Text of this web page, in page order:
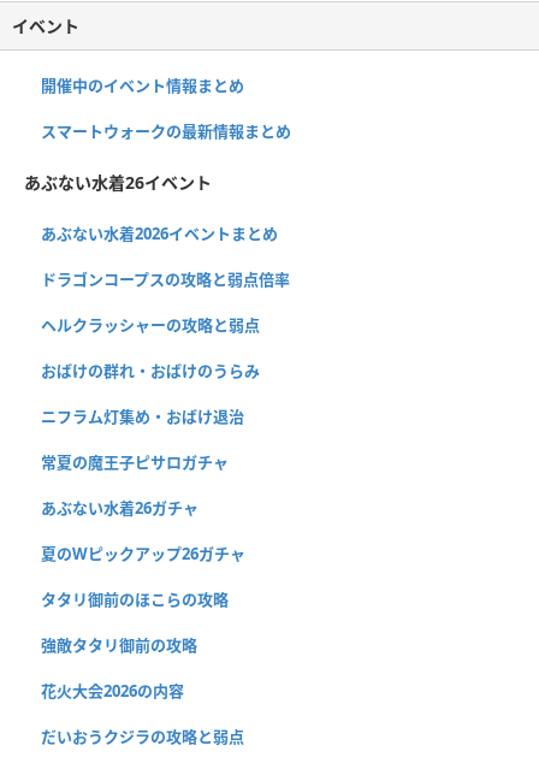
イベント
開催中のイベント情報まとめ
スマートウォークの最新情報まとめ
あぶない水着26イベント
あぶない水着2026イベントまとめ
ドラゴンコープスの攻略と弱点倍率
ヘルクラッシャーの攻略と弱点
おばけの群れ・おばけのうらみ
ニフラム灯集め・おばけ退治
常夏の魔王子ピサロガチャ
あぶない水着26ガチャ
夏のWピックアップ26ガチャ
タタリ御前のほこらの攻略
強敵タタリ御前の攻略
花火大会2026の内容
だいおうクジラの攻略と弱点